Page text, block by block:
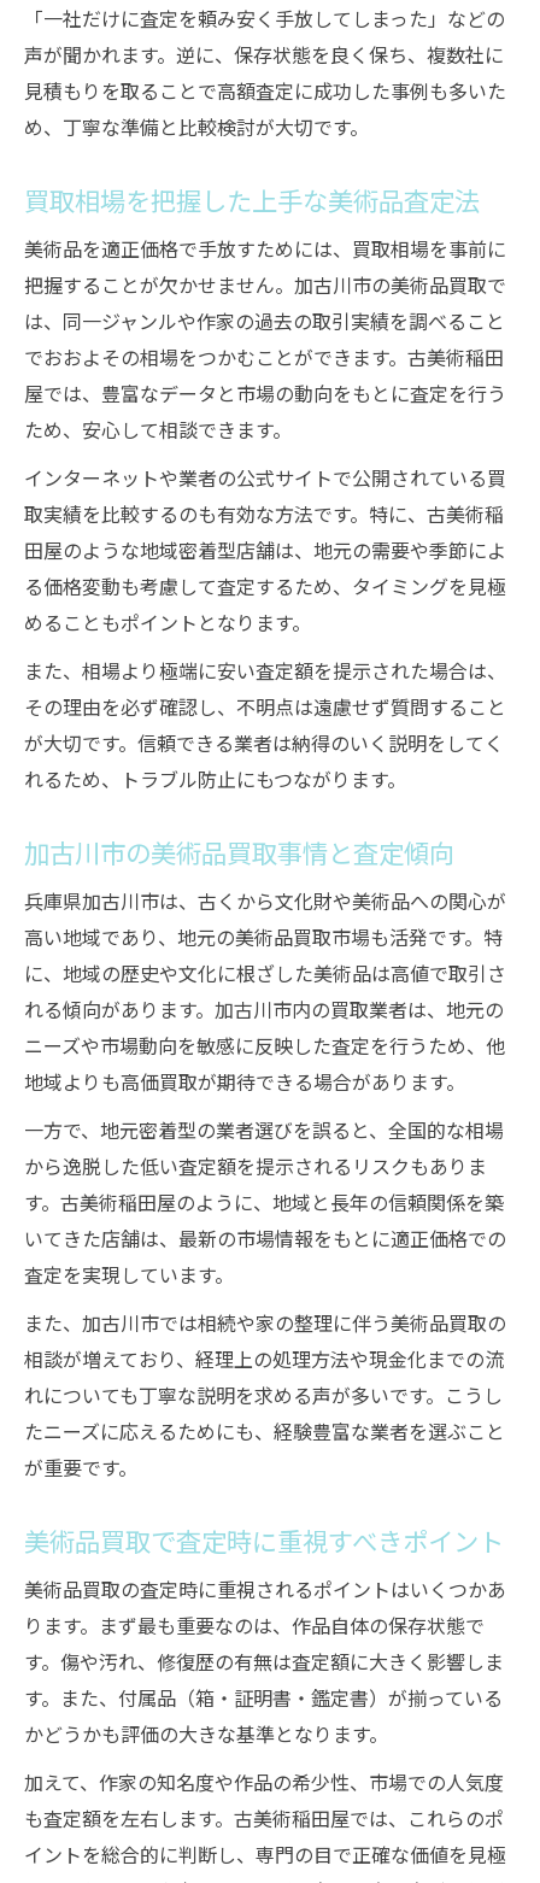
「一社だけに査定を頼み安く手放してしまった」などの
声が聞かれます。逆に、保存状態を良く保ち、複数社に
見積もりを取ることで高額査定に成功した事例も多いた
め、丁寧な準備と比較検討が大切です。
買取相場を把握した上手な美術品査定法
美術品を適正価格で手放すためには、買取相場を事前に
把握することが欠かせません。加古川市の美術品買取で
は、同一ジャンルや作家の過去の取引実績を調べること
でおおよその相場をつかむことができます。古美術稲田
屋では、豊富なデータと市場の動向をもとに査定を行う
ため、安心して相談できます。
インターネットや業者の公式サイトで公開されている買
取実績を比較するのも有効な方法です。特に、古美術稲
田屋のような地域密着型店舗は、地元の需要や季節によ
る価格変動も考慮して査定するため、タイミングを見極
めることもポイントとなります。
また、相場より極端に安い査定額を提示された場合は、
その理由を必ず確認し、不明点は遠慮せず質問すること
が大切です。信頼できる業者は納得のいく説明をしてく
れるため、トラブル防止にもつながります。
加古川市の美術品買取事情と査定傾向
兵庫県加古川市は、古くから文化財や美術品への関心が
高い地域であり、地元の美術品買取市場も活発です。特
に、地域の歴史や文化に根ざした美術品は高値で取引さ
れる傾向があります。加古川市内の買取業者は、地元の
ニーズや市場動向を敏感に反映した査定を行うため、他
地域よりも高価買取が期待できる場合があります。
一方で、地元密着型の業者選びを誤ると、全国的な相場
から逸脱した低い査定額を提示されるリスクもありま
す。古美術稲田屋のように、地域と長年の信頼関係を築
いてきた店舗は、最新の市場情報をもとに適正価格での
査定を実現しています。
また、加古川市では相続や家の整理に伴う美術品買取の
相談が増えており、経理上の処理方法や現金化までの流
れについても丁寧な説明を求める声が多いです。こうし
たニーズに応えるためにも、経験豊富な業者を選ぶこと
が重要です。
美術品買取で査定時に重視すべきポイント
美術品買取の査定時に重視されるポイントはいくつかあ
ります。まず最も重要なのは、作品自体の保存状態で
す。傷や汚れ、修復歴の有無は査定額に大きく影響しま
す。また、付属品（箱・証明書・鑑定書）が揃っている
かどうかも評価の大きな基準となります。
加えて、作家の知名度や作品の希少性、市場での人気度
も査定額を左右します。古美術稲田屋では、これらのポ
イントを総合的に判断し、専門の目で正確な価値を見極